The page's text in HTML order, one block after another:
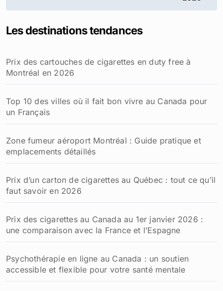
guide complet pour les
logement au Canada : guide
Coût de la vie au Québec
pour un retraité français :
budget détaillé
Dans "Expatriation"
Navigation
de
l’article
Le Canada est-il un
pays dangereux ?
nationalité
complet des étapes en
Les destinations tendances